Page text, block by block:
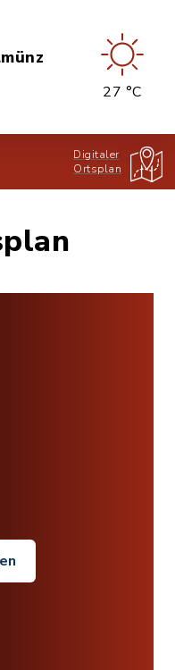
27 °C
Digitaler
Ortsplan